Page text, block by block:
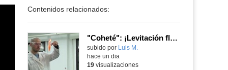
Contenidos relacionados:
"Coheté": ¡Levitación flamígera!
Contenido educativo.
subido por Luis M.
hace un dia
19visualizaciones